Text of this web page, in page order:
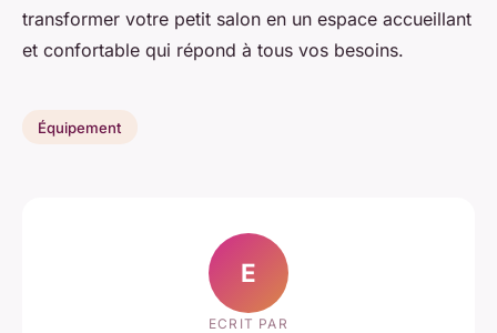
transformer votre petit salon en un espace accueillant
et confortable qui répond à tous vos besoins.
Équipement
E
ECRIT PAR